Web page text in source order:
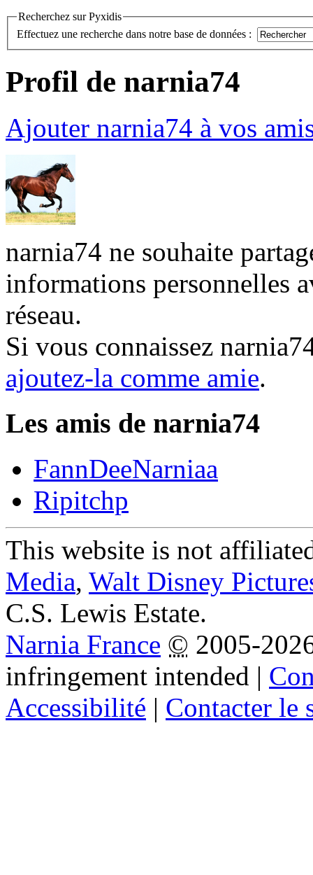
Recherchez sur Pyxidis
Effectuez une recherche dans notre base de données :
Profil de narnia74
Ajouter narnia74 à vos
narnia74 ne souhaite
informations personnelles
réseau.
Si vous connaissez
ajoutez-la comme amie.
Les amis de narnia74
FannDeeNarniaa
Ripitchp
This website is not
Media, Walt Disney
C.S. Lewis Estate.
Narnia France © 2005-
infringement intended |
Accessibilité | Contacter le